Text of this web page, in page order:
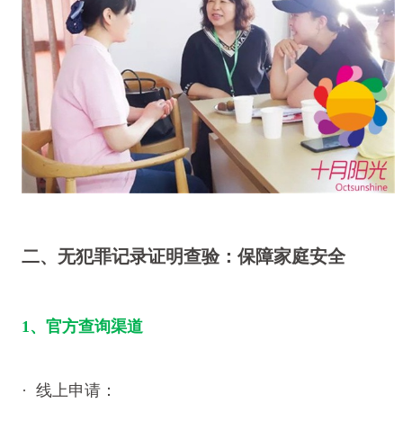
二、无犯罪记录证明查验：保障家庭安全
1、官方查询渠道
· 线上申请：